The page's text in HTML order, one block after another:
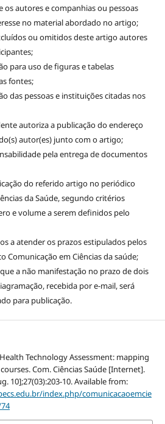
autores e companhias ou pessoas
no material abordado no artigo;
ou omitidos deste artigo autores
para uso de figuras e tabelas
fontes;
das pessoas e instituições citadas nos
autoriza a publicação do endereço
autor(es) junto com o artigo;
pela entrega de documentos
do referido artigo no periódico
da Saúde, segundo critérios
e volume a serem definidos pelo
a atender os prazos estipulados pelos
Comunicação em Ciências da saúde;
a não manifestação no prazo de dois
recebida por e-mail, será
para publicação.
Technology Assessment: mapping
Com. Ciências Saúde [Internet].
10];27(03):203-10. Available from:
index.php/comunicacaoemcie